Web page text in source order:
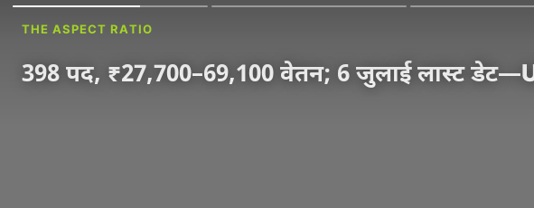
THE ASPECT RATIO
398 पद, ₹27,700–69,100 वेतन; 6 जुलाई लास्ट